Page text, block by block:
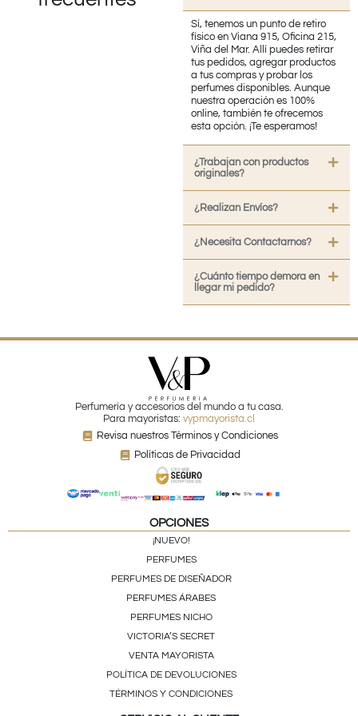
Sí, tenemos un punto de retiro
físico en Viana 915, Oficina 215,
Viña del Mar. Allí puedes retirar
tus pedidos, agregar productos
a tus compras y probar los
perfumes disponibles. Aunque
nuestra operación es 100%
online, también te ofrecemos
esta opción. ¡Te esperamos!
¿Trabajan con productos
originales?
¿Realizan Envíos?
¿Necesita Contactarnos?
¿Cuánto tiempo demora en
llegar mi pedido?
Perfumería y accesorios del mundo a tu casa.
Para mayoristas: vypmayorista.cl
Revisa nuestros Términos y Condiciones
Políticas de Privacidad
OPCIONES
¡NUEVO!
PERFUMES
PERFUMES DE DISEÑADOR
PERFUMES ÁRABES
PERFUMES NICHO
VICTORIA’S SECRET
VENTA MAYORISTA
POLÍTICA DE DEVOLUCIONES
TÉRMINOS Y CONDICIONES